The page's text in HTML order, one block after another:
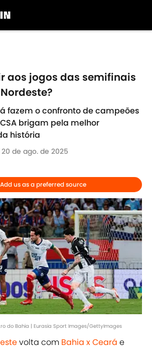
aos jogos das semifinais
fazem o confronto de campeões
brigam pela melhor
história
20 de ago. de 2025
Add us as a preferred source
do Bahia | Eurasia Sport Images/GettyImages
volta com Bahia x Ceará e